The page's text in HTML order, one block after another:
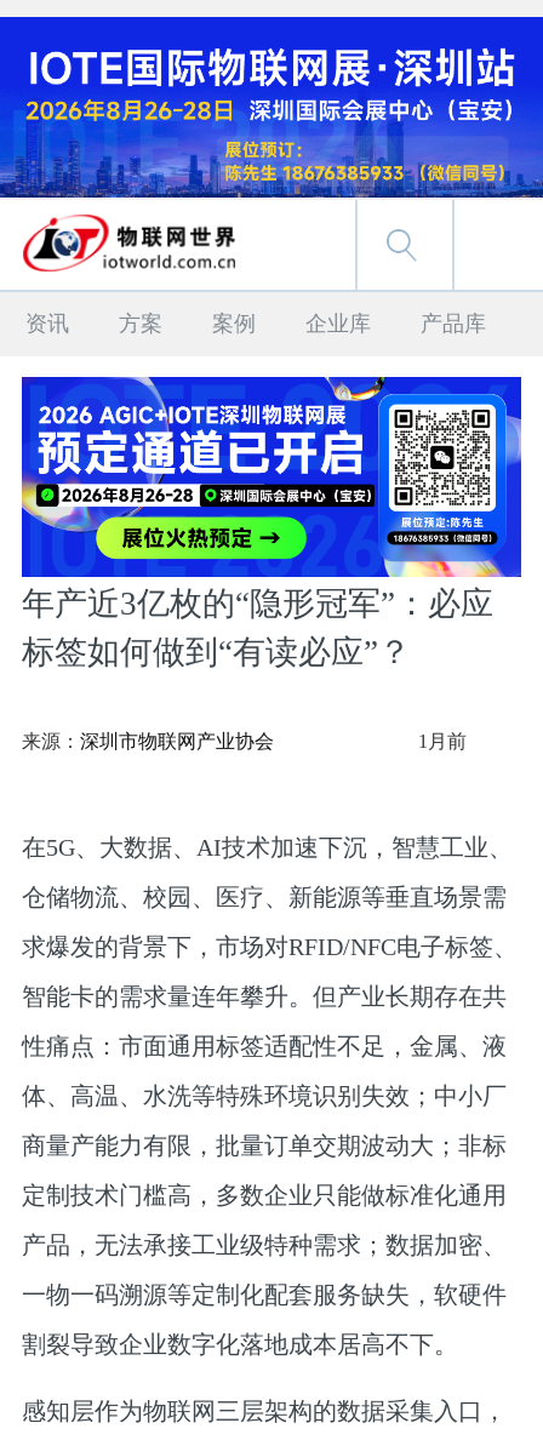
资讯 方案 案例 企业库 产品库
年产近3亿枚的“隐形冠军”：必应
标签如何做到“有读必应”？
来源： 深圳市物联网产业协会 1月前
在5G、大数据、AI技术加速下沉，智慧工业、
仓储物流、校园、医疗、新能源等垂直场景需
求爆发的背景下，市场对RFID/NFC电子标签、
智能卡的需求量连年攀升。但产业长期存在共
性痛点：市面通用标签适配性不足，金属、液
体、高温、水洗等特殊环境识别失效；中小厂
商量产能力有限，批量订单交期波动大；非标
定制技术门槛高，多数企业只能做标准化通用
产品，无法承接工业级特种需求；数据加密、
一物一码溯源等定制化配套服务缺失，软硬件
割裂导致企业数字化落地成本居高不下。
感知层作为物联网三层架构的数据采集入口，